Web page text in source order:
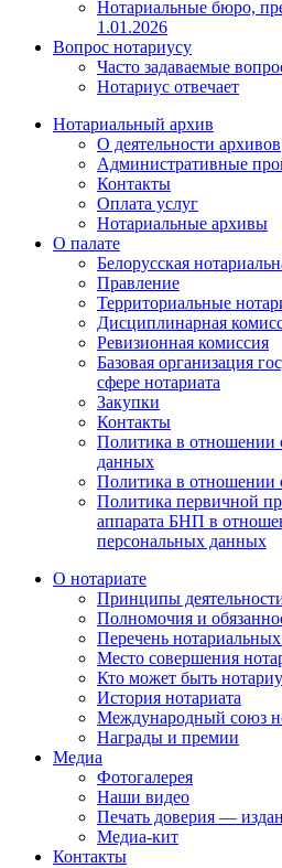
Нотариальные бюро,
1.01.2026
Вопрос нотариусу
Часто задаваемые
Нотариус отвечает
Нотариальный архив
О деятельности архивов
Административные
Контакты
Оплата услуг
Нотариальные архивы
О палате
Белорусская
Правление
Территориальные
Дисциплинарная
Ревизионная комиссия
Базовая организация
сфере нотариата
Закупки
Контакты
Политика в отношении
данных
Политика в отношении
Политика первичной
аппарата БНП в
персональных данных
О нотариате
Принципы
Полномочия и
Перечень
Место совершения
Кто может быть
История нотариата
Международный союз
Награды и премии
Медиа
Фотогалерея
Наши видео
Печать доверия —
Медиа-кит
Контакты